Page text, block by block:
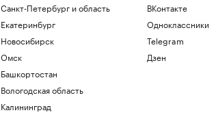
Санкт-Петербург и область
Екатеринбург
Новосибирск
Омск
Башкортостан
Вологодская область
Калининград
ВКонтакте
Одноклассники
Telegram
Дзен